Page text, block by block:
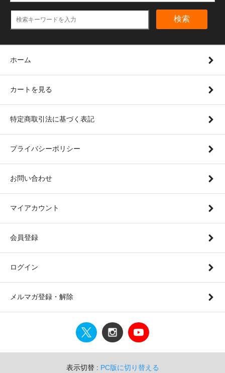
検索
ホーム
カートを見る
特定商取引法に基づく表記
プライバシーポリシー
お問い合わせ
マイアカウント
会員登録
ログイン
メルマガ登録・解除
表示切替 : PC版に切り替える